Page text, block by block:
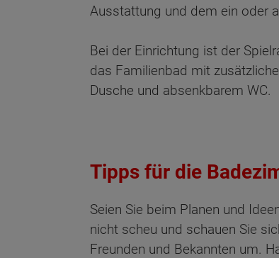
Ausstattung und dem ein oder
Bei der Einrichtung ist der
das Familienbad mit
Dusche und absenkbarem WC.
Tipps für die
Seien Sie beim Planen und
nicht scheu und schauen Sie
Freunden und Bekannten um.